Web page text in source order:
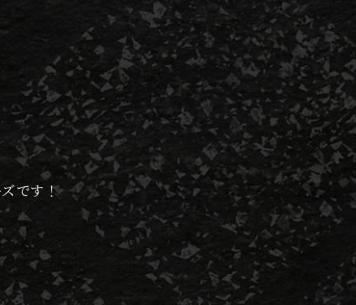
況やそのご利用方法に関する情報を収集することがあ
情報
識別子
るにあたって、当社がユーザーの個別同意に基づいて収
法により個別に同意した場合、当社は以下の情報を利
る利用者情報の具体的な利用目的は以下のとおりです
、本人確認、ユーザー認証、ユーザー設定の記録、利
です！